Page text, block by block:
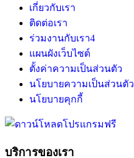
เกี่ยวกับเรา
ติดต่อเรา
ร่วมงานกับเรา4
แผนผังเว็บไซต์
ตั้งค่าความเป็นส่วนตัว
นโยบายความเป็นส่วนตัว
นโยบายคุกกี้
บริการของเรา